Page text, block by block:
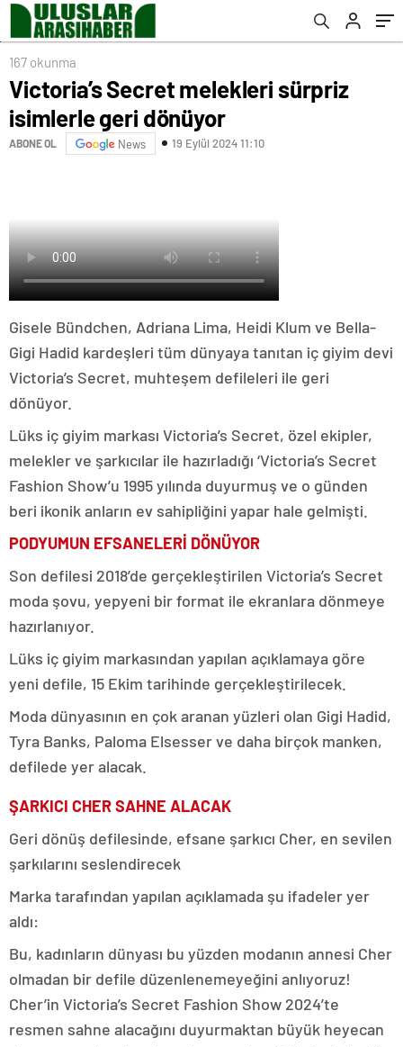
167 okunma
Victoria’s Secret melekleri sürpriz
isimlerle geri dönüyor
ABONE OL News 19 Eylül 2024 11:10
Gisele Bündchen, Adriana Lima, Heidi Klum ve Bella-
Gigi Hadid kardeşleri tüm dünyaya tanıtan iç giyim devi
Victoria’s Secret, muhteşem defileleri ile geri
dönüyor.
Lüks iç giyim markası Victoria’s Secret, özel ekipler,
melekler ve şarkıcılar ile hazırladığı ‘Victoria’s Secret
Fashion Show’u 1995 yılında duyurmuş ve o günden
beri ikonik anların ev sahipliğini yapar hale gelmişti.
PODYUMUN EFSANELERİ DÖNÜYOR
Son defilesi 2018’de gerçekleştirilen Victoria’s Secret
moda şovu, yepyeni bir format ile ekranlara dönmeye
hazırlanıyor.
Lüks iç giyim markasından yapılan açıklamaya göre
yeni defile, 15 Ekim tarihinde gerçekleştirilecek.
Moda dünyasının en çok aranan yüzleri olan Gigi Hadid,
Tyra Banks, Paloma Elsesser ve daha birçok manken,
defilede yer alacak.
ŞARKICI CHER SAHNE ALACAK
Geri dönüş defilesinde, efsane şarkıcı Cher, en sevilen
şarkılarını seslendirecek
Marka tarafından yapılan açıklamada şu ifadeler yer
aldı:
Bu, kadınların dünyası bu yüzden modanın annesi Cher
olmadan bir defile düzenlenemeyeğini anlıyoruz!
Cher’in Victoria’s Secret Fashion Show 2024’te
resmen sahne alacağını duyurmaktan büyük heyecan